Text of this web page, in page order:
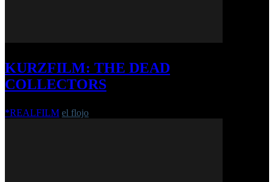
KURZFILM: THE DEAD
COLLECTORS
*REALFILM el flojo